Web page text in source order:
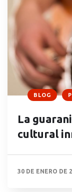
BLOG
La
cultural
30 DE ENERO DE